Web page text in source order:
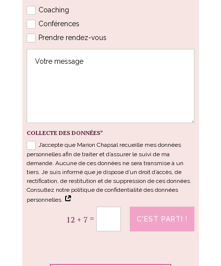
Coaching
Conférences
Prendre rendez-vous
COLLECTE DES DONNÉES*
J’accepte que Marion Chapsal recueille mes données
personnelles afin de traiter et d’assurer le suivi de ma
demande. Aucune de ces données ne sera transmise à un
tiers. Je suis informé que je dispose d’un droit d’accès, de
rectification, de restitution et de suppression de ces données.
Consultez notre politique de confidentialité des données
personnelles.
12 + 7 = C'EST PARTI !